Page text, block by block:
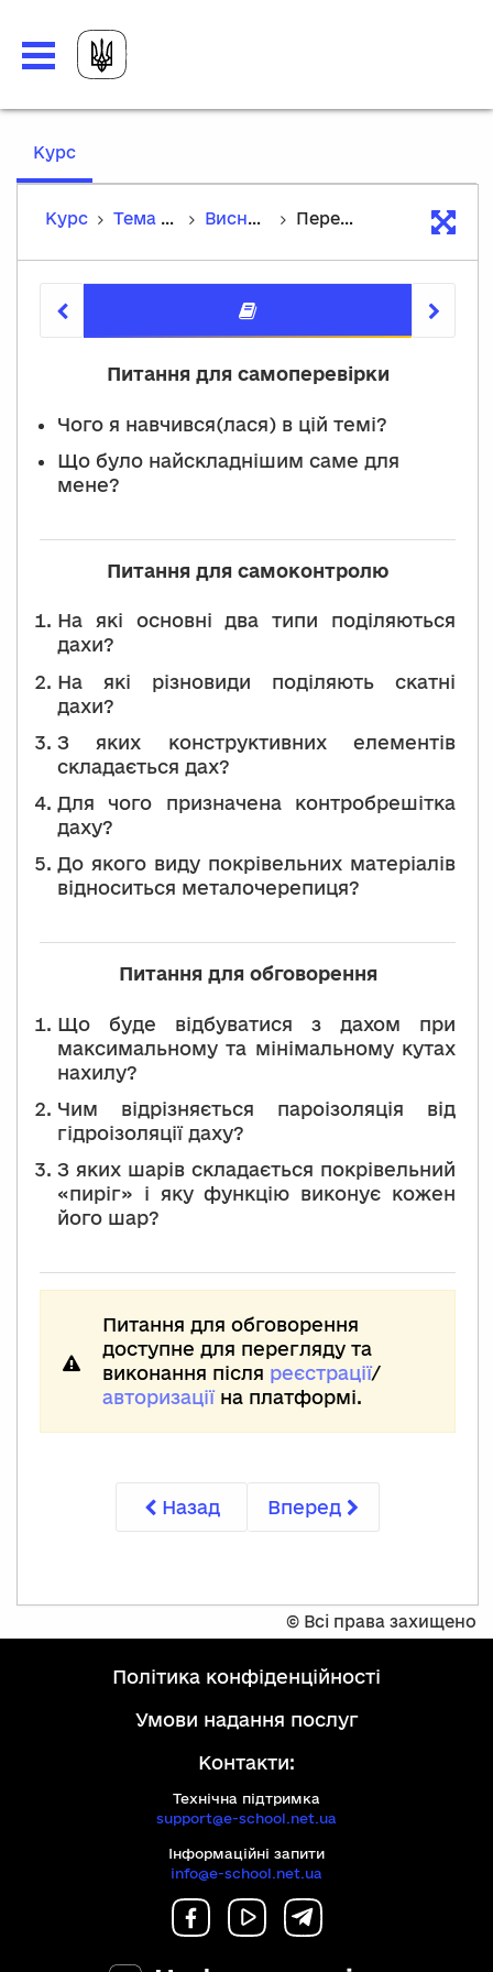
Курс,
Курс
Тема 7. Покрівельні роботи Висновки Перевірте себе
Питання для самоперевірки
Чого я навчився(лася) в цій темі?
Що було найскладнішим саме для
мене?
Питання для самоконтролю
На які основні два типи поділяються
дахи?
На які різновиди поділяють скатні
дахи?
З яких конструктивних елементів
складається дах?
Для чого призначена контробрешітка
даху?
До якого виду покрівельних матеріалів
відноситься металочерепиця?
Питання для обговорення
Що буде відбуватися з дахом при
максимальному та мінімальному кутах
нахилу?
Чим відрізняється пароізоляція від
гідроізоляції даху?
З яких шарів складається покрівельний
«пиріг» і яку функцію виконує кожен
його шар?
Питання для обговорення
доступне для перегляду та
виконання після реєстрації/
авторизаціїна платформі.
Назад Вперед
© Всі права захищено
політика конфіденційності
умови надання послуг
Контакти:
Технічна підтримка
support@e-school.net.ua
Інформаційні запити
info@e-school.net.ua